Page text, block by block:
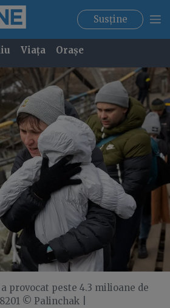
Susține
Viața Orașe
provocat peste 4.3 milioane de
© Palinchak |